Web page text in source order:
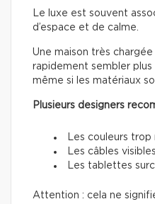
Le luxe est souvent
d’espace et de calme.
Une maison très
rapidement sembler
même si les matériaux
Plusieurs designers
Les couleurs trop
Les câbles visibles
Les tablettes
Attention : cela ne